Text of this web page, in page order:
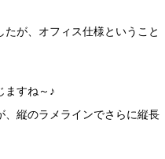
が、オフィス仕様ということ
ますね～♪
、縦のラメラインでさらに縦長